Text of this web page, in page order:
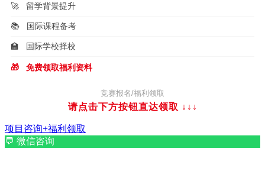
🚀 留学背景提升
📚 国际课程备考
🏫 国际学校择校
🎁 免费领取福利资料
竞赛报名/福利领取
请点击下方按钮直达领取 ↓↓↓
项目咨询+福利领取
💬 微信咨询